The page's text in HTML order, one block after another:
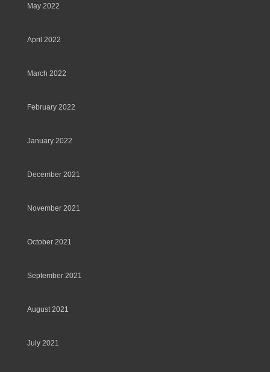
May 2022
April 2022
March 2022
February 2022
January 2022
December 2021
November 2021
October 2021
September 2021
August 2021
July 2021